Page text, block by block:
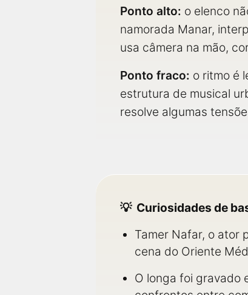
Ponto alto: o elenco
namorada Manar,
usa câmera na mão,
Ponto fraco: o ritmo é
estrutura de musical
resolve algumas
Curiosidades de
Tamer Nafar, o ator
cena do Oriente
O longa foi gravado